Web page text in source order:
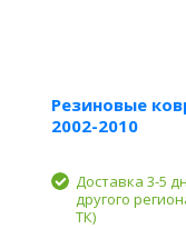
Резиновые
2002-2010
Доставка 3-5
другого
ТК)